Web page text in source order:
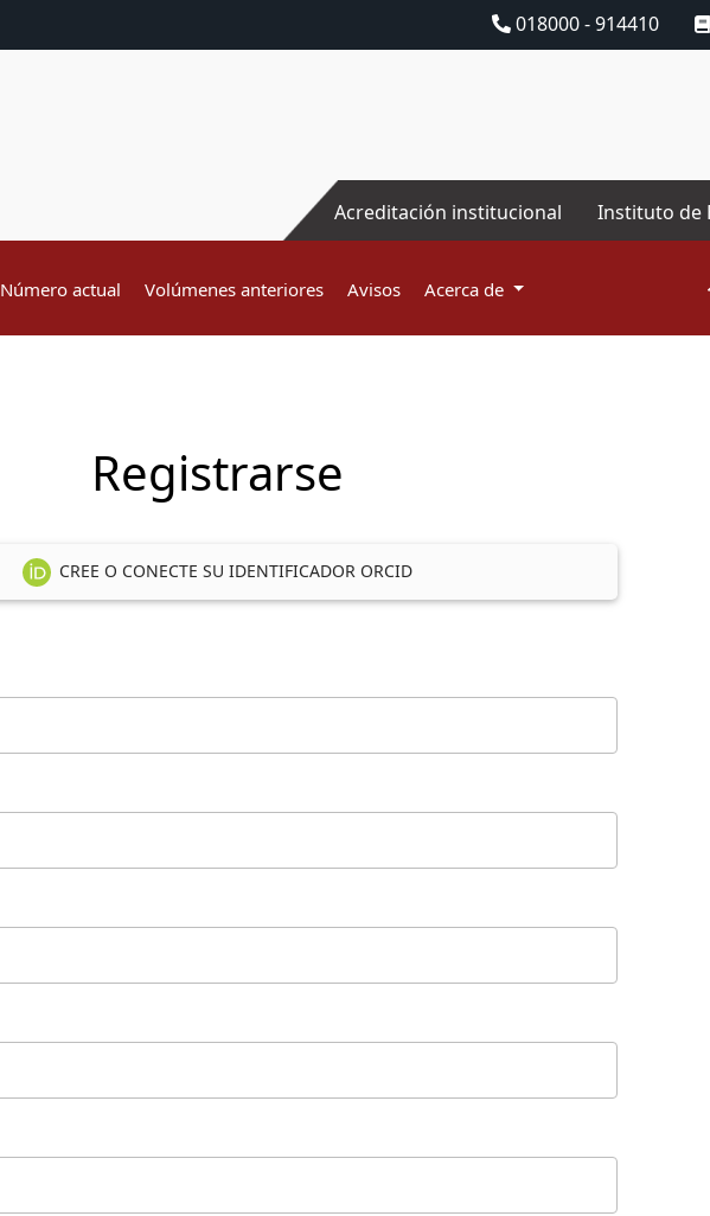
018000 - 914410
Acreditación institucional Instituto de
Número actual Volúmenes anteriores Avisos Acerca de
Registrarse
CREE O CONECTE SU IDENTIFICADOR ORCID